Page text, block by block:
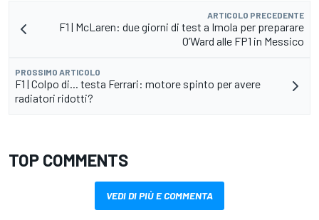
ARTICOLO PRECEDENTE
F1 | McLaren: due giorni di test a Imola per preparare
O’Ward alle FP1 in Messico
PROSSIMO ARTICOLO
F1 | Colpo di... testa Ferrari: motore spinto per avere
radiatori ridotti?
TOP COMMENTS
VEDI DI PIÙ E COMMENTA